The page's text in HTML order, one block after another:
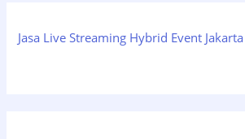
Jasa Live Streaming Hybrid Event Jakarta